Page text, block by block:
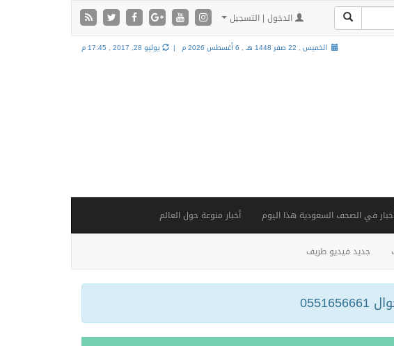
الدخول | التسجيل
الخميس , 22 صفر 1448 هـ , 6 أغسطس 2026 م | يوليو 28, 2017 , 17:45 م
في الصحف السعودية هذا اليوم أخبار منوعة حول العالم
جديد فيديو طريف